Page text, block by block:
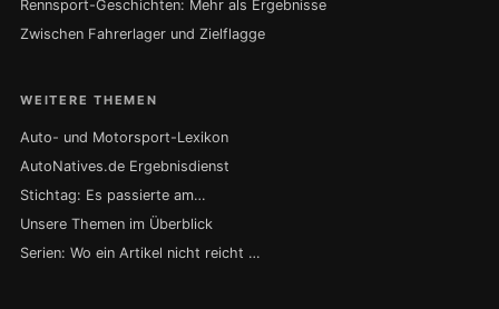
Rennsport-Geschichten: Mehr als Ergebnisse
Zwischen Fahrerlager und Zielflagge
WEITERE THEMEN
Auto- und Motorsport-Lexikon
AutoNatives.de Ergebnisdienst
Stichtag: Es passierte am…
Unsere Themen im Überblick
Serien: Wo ein Artikel nicht reicht …